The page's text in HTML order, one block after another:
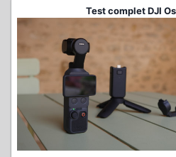
Test complet DJI